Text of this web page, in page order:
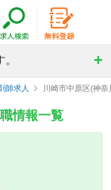
師求人 川崎市中原区(神
情報一覧